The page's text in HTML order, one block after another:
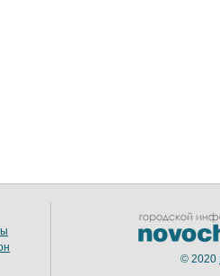
© 2020